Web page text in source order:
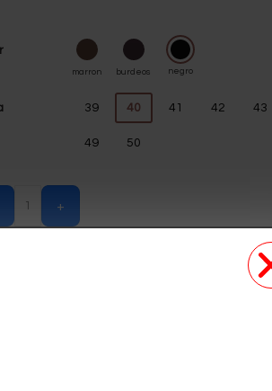
39 40 41 42 43
49 50
+
SELECCIONAR
INFORMACIÓN DE